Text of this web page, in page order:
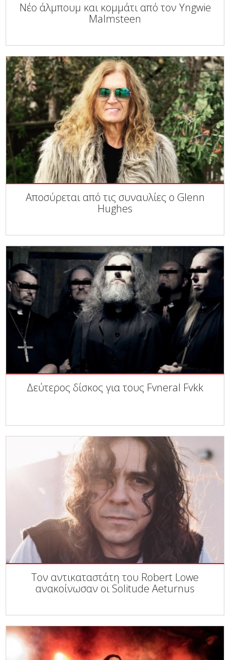
Νέο άλμπουμ και κομμάτι από τον Yngwie
Malmsteen
Αποσύρεται από τις συναυλίες ο Glenn
Hughes
Δεύτερος δίσκος για τους Fvneral Fvkk
Τον αντικαταστάτη του Robert Lowe
ανακοίνωσαν οι Solitude Aeturnus